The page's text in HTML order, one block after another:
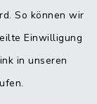
So können wir
Einwilligung
in unseren